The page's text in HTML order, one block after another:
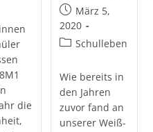
die
Autor:
Beitrag
veröffentlicht:
März 5,
2020
Beitrags-
Schulleben
Wie bereits in
den Jahren
zuvor fand an
unserer Weiß-